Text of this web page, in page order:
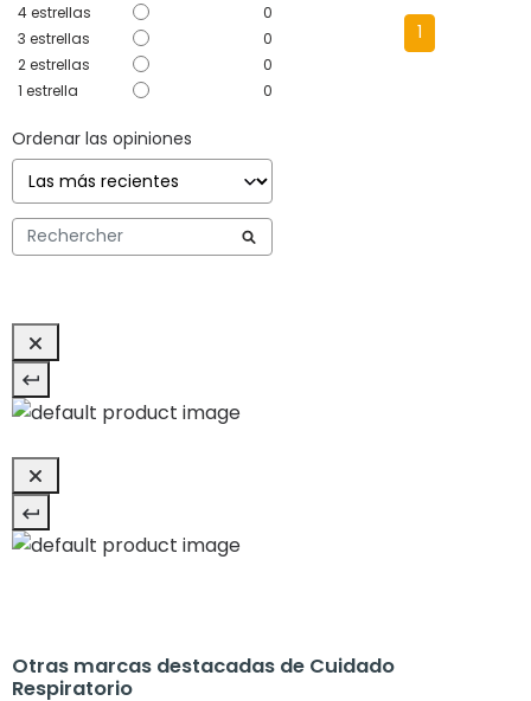
4estrellas
0
3 estrellas
0
2estrellas
0
1 estrella 0
Ordenar las opiniones
1
Otras marcas destacadas de Cuidado
Respiratorio